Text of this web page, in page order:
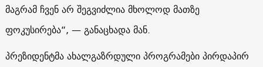
მაგრამ ჩვენ არ შეგვიძლია მხოლოდ მათზე
ფოკუსირება“, — განაცხადა მან.
პრეზიდენტმა ახალგაზრდული პროგრამები პირდაპირ